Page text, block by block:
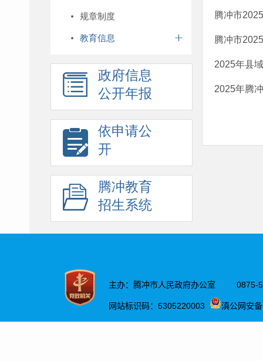
规章制度
教育信息
政府信息
公开年报
依申请公
开
腾冲教育
招生系统
腾冲市
腾冲市
2025年县
2025年腾